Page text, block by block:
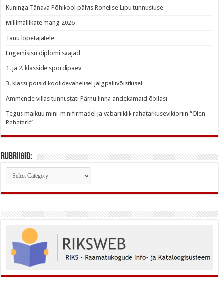
Kuninga Tänava Põhikool pälvis Rohelise Lipu tunnustuse
Millimallikate mäng 2026
Tänu lõpetajatele
Lugemisisu diplomi saajad
1. ja 2. klasside spordipäev
3. klassi poisid koolidevahelisel jalgpallivõistlusel
Ammende villas tunnustati Pärnu linna andekamaid õpilasi
Tegus maikuu mini-minifirmadel ja vabariiklik rahatarkuseviktoriin “Olen
Rahatark”
Rubriigid:
Rubriigid: